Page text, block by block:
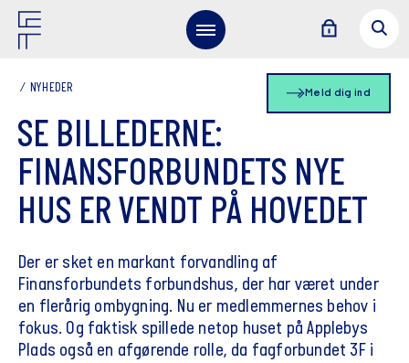
Meld dig ind
NYHEDER
SE BILLEDERNE:
FINANSFORBUNDETS NYE
HUS ER VENDT PÅ HOVEDET
Der er sket en markant forvandling af
Finansforbundets forbundshus, der har været under
en flerårig ombygning. Nu er medlemmernes behov i
fokus. Og faktisk spillede netop huset på Applebys
Plads også en afgørende rolle, da fagforbundet 3F i